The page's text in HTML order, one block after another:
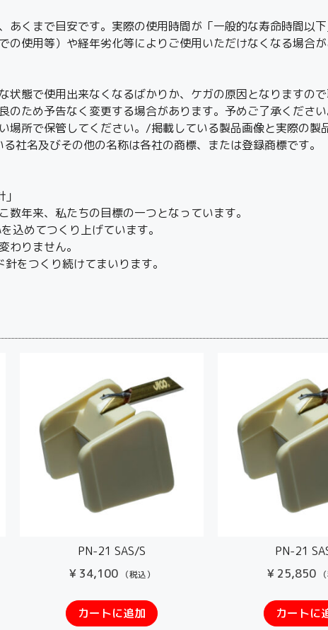
あくまで目安です。実際の使用時間が「一般的な寿命時間以
の使用等）や経年劣化等によりご使用いただけなくなる場合が
状態で使用出来なくなるばかりか、ケガの原因となりますの
のため予告なく変更する場合があります。予めご了承くださ
場所で保管してください。/掲載している製品画像と実際の
社名及びその他の名称は各社の商標、または登録商標です。
数年来、私たちの目標の一つとなっています。
込めてつくり上げています。
わりません。
をつくり続けてまいります。
PN-21 SAS/S
¥34,100 （税込）
カートに追加
PN-21
¥25,850
カートに